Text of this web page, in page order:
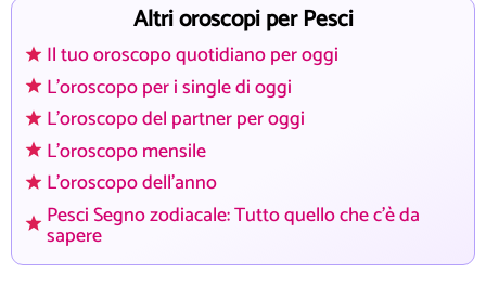
Altri oroscopi per Pesci
Il tuo oroscopo quotidiano per oggi
L'oroscopo per i single di oggi
L'oroscopo del partner per oggi
L'oroscopo mensile
L'oroscopo dell'anno
Pesci Segno zodiacale: Tutto quello che c'è da
sapere